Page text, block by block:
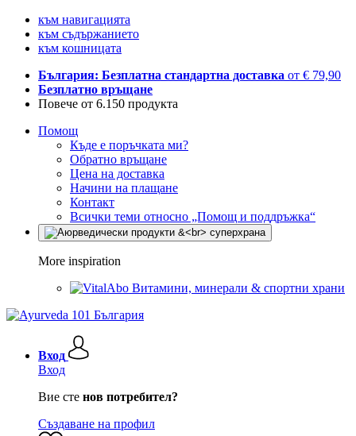
към навигацията
към съдържанието
към кошницата
България: Безплатна стандартна доставка от € 79,90
Безплатно връщане
Повече от 6.150 продукта
Помощ
Къде е поръчката ми?
Обратно връщане
Цена на доставка
Начини на плащане
Контакт
Всички теми относно „Помощ и поддръжка“
More inspiration
Витамини, минерали & спортни храни
Вход
Вход
Вие сте нов потребител?
Създаване на профил